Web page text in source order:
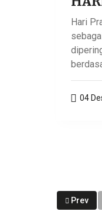
Hari
04
Prev